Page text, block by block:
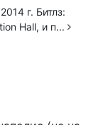
г. Битлз:
Hall, и п...